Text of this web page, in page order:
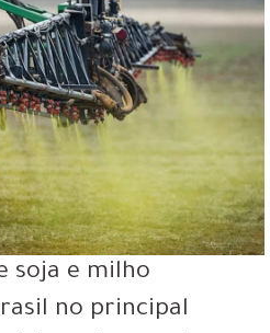
soja e milho
no principal